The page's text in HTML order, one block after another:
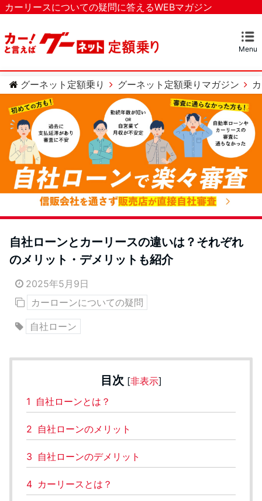
カーリースについての疑問に答えるWEBマガジン
Menu
マガジンTOP
カーリースとは？
ベストなカーリースを探す
カテゴリー
カーリースについての疑問
カーローンについての疑問
車のメンテナンスについての疑問
グーネット定額乗り
グーネット定額乗りマガジン
自社ローンとカーリースの違いは？それぞれ
のメリット・デメリットも紹介
2025年5月9日
カーローンについての疑問
自社ローン
目次 [非表示]
1 自社ローンとは？
2 自社ローンのメリット
3 自社ローンのデメリット
4 カーリースとは？